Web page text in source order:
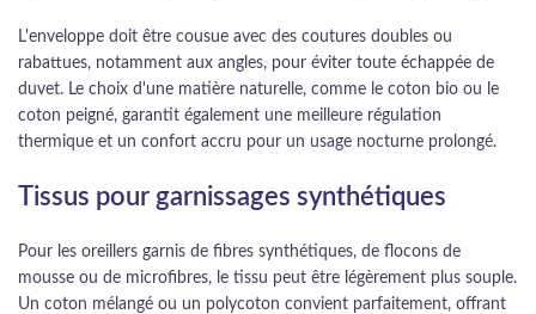
L'enveloppe doit être cousue avec des coutures doubles ou
rabattues, notamment aux angles, pour éviter toute échappée de
duvet. Le choix d'une matière naturelle, comme le coton bio ou le
coton peigné, garantit également une meilleure régulation
thermique et un confort accru pour un usage nocturne prolongé.
Tissus pour garnissages synthétiques
Pour les oreillers garnis de fibres synthétiques, de flocons de
mousse ou de microfibres, le tissu peut être légèrement plus souple.
Un coton mélangé ou un polycoton convient parfaitement, offrant